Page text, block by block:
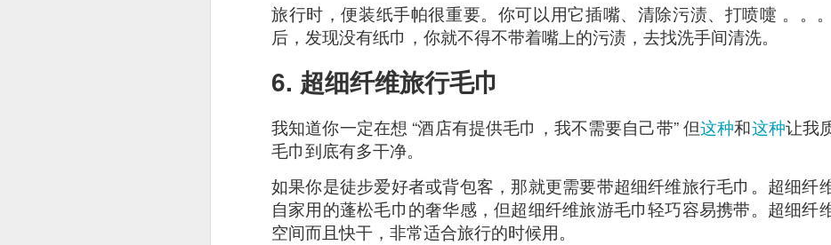
旅行时，便装纸手帕很重要。你可以用它插嘴、清除污渍、打喷嚏 。。
后，发现没有纸巾，你就不得不带着嘴上的污渍，去找洗手间清洗。
6. 超细纤维旅行毛巾
我知道你一定在想 “酒店有提供毛巾，我不需要自己带” 但这种和这种让我
毛巾到底有多干净。
如果你是徒步爱好者或背包客，那就更需要带超细纤维旅行毛巾。超细纤
自家用的蓬松毛巾的奢华感，但超细纤维旅游毛巾轻巧容易携带。超细纤
空间而且快干，非常适合旅行的时候用。